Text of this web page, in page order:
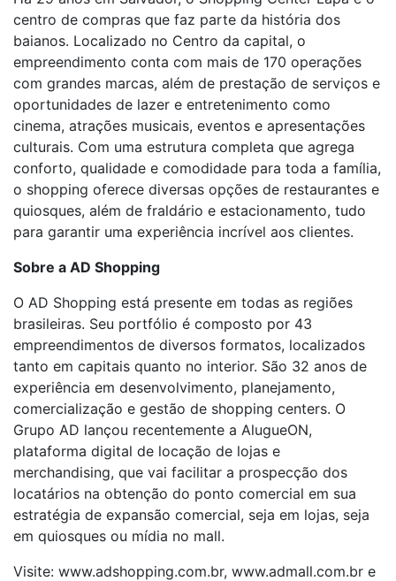
centro de compras que faz parte da história dos
baianos. Localizado no Centro da capital, o
empreendimento conta com mais de 170 operações
com grandes marcas, além de prestação de serviços e
oportunidades de lazer e entretenimento como
cinema, atrações musicais, eventos e apresentações
culturais. Com uma estrutura completa que agrega
conforto, qualidade e comodidade para toda a família,
o shopping oferece diversas opções de restaurantes e
quiosques, além de fraldário e estacionamento, tudo
para garantir uma experiência incrível aos clientes.
Sobre a AD Shopping
O AD Shopping está presente em todas as regiões
brasileiras. Seu portfólio é composto por 43
empreendimentos de diversos formatos, localizados
tanto em capitais quanto no interior. São 32 anos de
experiência em desenvolvimento, planejamento,
comercialização e gestão de shopping centers. O
Grupo AD lançou recentemente a AlugueON,
plataforma digital de locação de lojas e
merchandising, que vai facilitar a prospecção dos
locatários na obtenção do ponto comercial em sua
estratégia de expansão comercial, seja em lojas, seja
em quiosques ou mídia no mall.
Visite: www.adshopping.com.br, www.admall.com.br e